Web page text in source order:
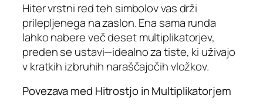
Hiter vrstni red teh simbolov vas drži
prilepljenega na zaslon. Ena sama runda
lahko nabere več deset multiplikatorjev,
preden se ustavi—idealno za tiste, ki uživajo
v kratkih izbruhih naraščajočih vložkov.
Povezava med Hitrostjo in Multiplikatorjem